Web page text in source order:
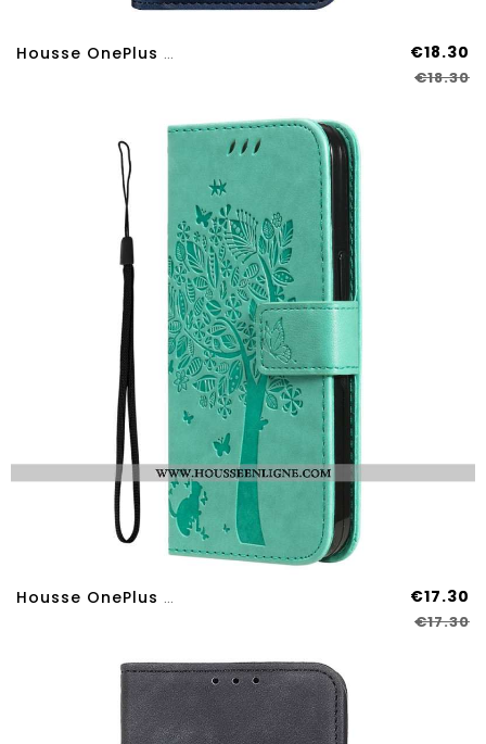
Housse OnePlus Nord 4 Style Cuir €18.30
€18.30
Housse OnePlus Nord 4 Arbre Et Chat €17.30
€17.30